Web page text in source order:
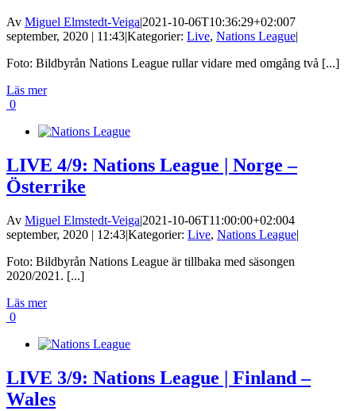
Av Miguel Elmstedt-Veiga|2021-10-06T10:36:29+02:007
september, 2020 | 11:43|Kategorier: Live, Nations League|
Foto: Bildbyrån Nations League rullar vidare med omgång två [...]
Läs mer
0
LIVE 4/9: Nations League | Norge –
Österrike
Av Miguel Elmstedt-Veiga|2021-10-06T11:00:00+02:004
september, 2020 | 12:43|Kategorier: Live, Nations League|
Foto: Bildbyrån Nations League är tillbaka med säsongen
2020/2021. [...]
Läs mer
0
LIVE 3/9: Nations League | Finland –
Wales